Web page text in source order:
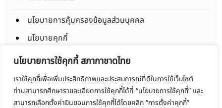
นโยบายการใช้คุกกี้ สภากาชาดไทย
เราใช้คุกกี้เพื่อเพิ่มประสิทธิภาพและประสบการณ์ที่ดีในการใช้เว็บไซต์
ท่านสามารถศึกษารายละเอียดการใช้คุกกี้ได้ที่ “นโยบายการใช้คุกกี้” และ
สามารถเลือกตั้งค่ายินยอมการใช้คุกกี้ได้โดยคลิก “การตั้งค่าคุกกี้”
นโยบายการคุ้มครองข้อมูลส่วนบุคคล
นโยบายคุกกี้
ข้อตกลงการใช้งาน
มาตรการรักษาความมั่นคงปลอดภัยข้อมูลส่วนบุคคล
Copyright © 2025 Thaibloodcentre All rights reserved.